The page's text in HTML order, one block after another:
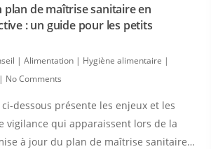
plan de maîtrise sanitaire en
: un guide pour les petits
| Alimentation | Hygiène alimentaire |
| No Comments
dessous présente les enjeux et les
vigilance qui apparaissent lors de la
à jour du plan de maîtrise sanitaire…